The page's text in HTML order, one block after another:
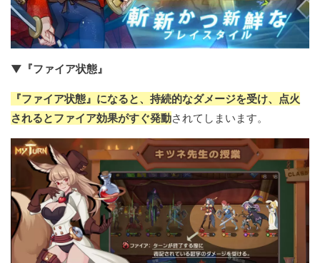
▼『ファイア状態』
『ファイア状態』になると、持続的なダメージを受け、点火
されるとファイア効果がすぐ発動されてしまいます。